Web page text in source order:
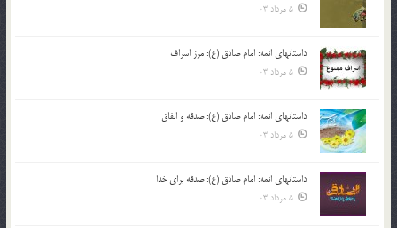
5 مرداد 03
داستانهای ائمه: امام صادق (ع): مرز اسراف
5 مرداد 03
داستانهای ائمه: امام صادق (ع): صدقه و انفاق
5 مرداد 03
داستانهای ائمه: امام صادق (ع): صدقه برای خدا
5 مرداد 03